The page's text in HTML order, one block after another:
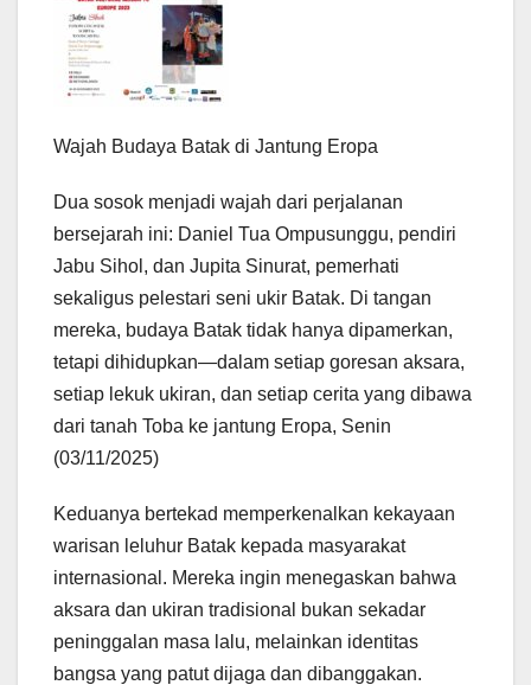
Wajah Budaya Batak di Jantung Eropa
Dua sosok menjadi wajah dari perjalanan
bersejarah ini: Daniel Tua Ompusunggu, pendiri
Jabu Sihol, dan Jupita Sinurat, pemerhati
sekaligus pelestari seni ukir Batak. Di tangan
mereka, budaya Batak tidak hanya dipamerkan,
tetapi dihidupkan—dalam setiap goresan aksara,
setiap lekuk ukiran, dan setiap cerita yang dibawa
dari tanah Toba ke jantung Eropa, Senin
(03/11/2025)
Keduanya bertekad memperkenalkan kekayaan
warisan leluhur Batak kepada masyarakat
internasional. Mereka ingin menegaskan bahwa
aksara dan ukiran tradisional bukan sekadar
peninggalan masa lalu, melainkan identitas
bangsa yang patut dijaga dan dibanggakan.